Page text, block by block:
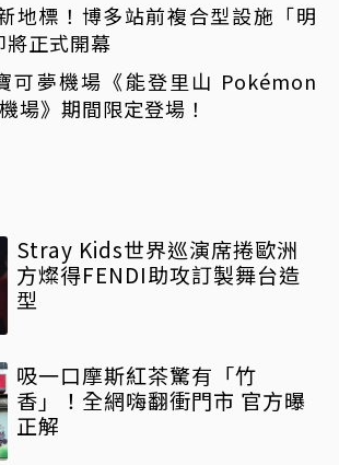
地標！博多站前複合型設施「明
將正式開幕
可夢機場《能登里山 Pokémon
場》期間限定登場！
Stray Kids世界巡演席捲歐洲
方燦得FENDI助攻訂製舞台造
型
吸一口摩斯紅茶驚有「竹
香」！全網嗨翻衝門市 官方曝
正解